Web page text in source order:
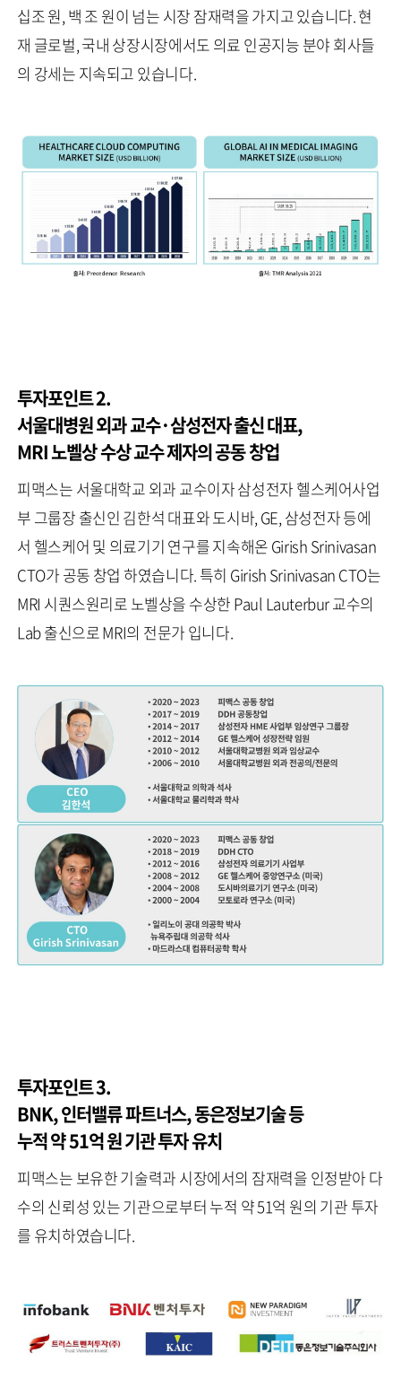
십조 원, 백 조 원이 넘는 시장 잠재력을 가지고 있습니다. 현
재 글로벌, 국내 상장시장에서도 의료 인공지능 분야 회사들
의 강세는 지속되고 있습니다.
투자포인트 2.
서울대병원 외과 교수·삼성전자 출신 대표,
MRI 노벨상 수상 교수 제자의 공동 창업
피맥스는 서울대학교 외과 교수이자 삼성전자 헬스케어사업
부 그룹장 출신인 김한석 대표와 도시바, GE, 삼성전자 등에
서 헬스케어 및 의료기기 연구를 지속해온 Girish Srinivasan
CTO가 공동 창업 하였습니다. 특히 Girish Srinivasan CTO는
MRI 시퀀스원리로 노벨상을 수상한 Paul Lauterbur 교수의
Lab 출신으로 MRI의 전문가 입니다.
투자포인트 3.
BNK, 인터밸류 파트너스, 동은정보기술 등
누적 약 51억 원 기관 투자 유치
피맥스는 보유한 기술력과 시장에서의 잠재력을 인정받아 다
수의 신뢰성 있는 기관으로부터 누적 약 51억 원의 기관 투자
를 유치하였습니다.